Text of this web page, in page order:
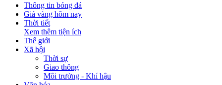
Thông tin bóng đá
Giá vàng hôm nay
Thời tiết
Xem thêm tiện ích
Thế giới
Xã hội
Thời sự
Giao thông
Môi trường - Khí hậu